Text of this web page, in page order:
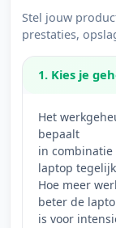
Stel jouw
prestaties,
1. Kies je
Het
bepaalt
in combinatie
laptop
Hoe meer
beter de
is voor